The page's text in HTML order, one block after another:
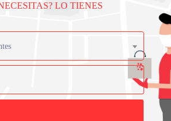
LO TIENES